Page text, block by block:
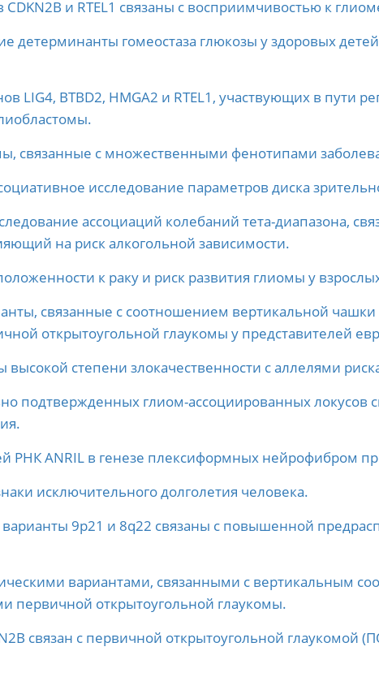
и RTEL1 связаны с восприимчивостью к
детерминанты гомеостаза глюкозы у здоровых
LIG4, BTBD2, HMGA2 и RTEL1, участвующих в пути
связанные с множественными фенотипами
исследование параметров диска
ассоциаций колебаний тета-диапазона,
на риск алкогольной зависимости.
к раку и риск развития глиомы у
связанные с соотношением вертикальной чашки
открытоугольной глаукомы у представителей
степени злокачественности с аллелями
подтвержденных глиом-ассоциированных локусов
РНК ANRIL в генезе плексиформных нейрофибром
исключительного долголетия человека.
9p21 и 8q22 связаны с повышенной
вариантами, связанными с вертикальным
первичной открытоугольной глаукомы.
связан с первичной открытоугольной глаукомой